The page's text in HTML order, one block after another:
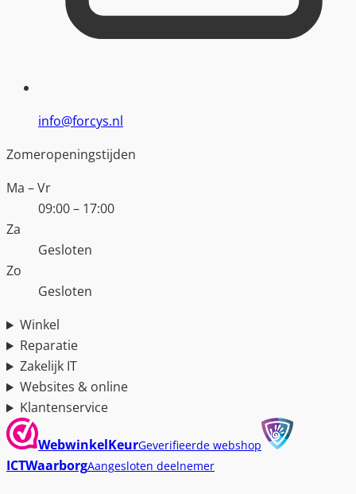
info@forcys.nl
Zomeropeningstijden
Ma – Vr
09:00 – 17:00
Za
Gesloten
Zo
Gesloten
Winkel
Reparatie
Zakelijk IT
Websites & online
Klantenservice
WebwinkelKeurGeverifieerde webshop
ICTWaarborgAangesloten deelnemer